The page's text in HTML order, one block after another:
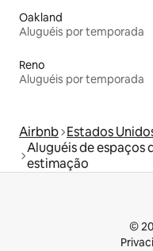
Oakland
Aluguéis por temporada
Reno
Aluguéis por temporada
Airbnb Estados
Aluguéis de espaços
estimação
©